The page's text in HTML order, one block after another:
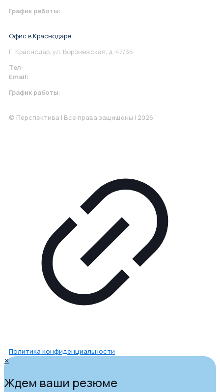
График работы:
Офис в Краснодаре
Г. Краснодар, ул. Воронежская, д. 47/35
Тел:
Email:
График работы:
© Перспектива | Все права защищены | 2026
Политика конфиденциальности
✕
Ждем ваши резюме